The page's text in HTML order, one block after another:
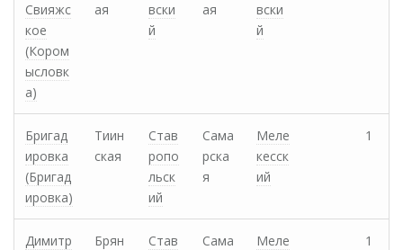
Свияжс
кое
(Кором
ысловк
а)
ая
вски
й
ая
вски
й
Бригад
ировка
(Бригад
ировка)
Тиин
ская
Став
ропо
льск
ий
Сама
рска
я
Меле
кесск
ий
1
Димитр
Брян
Став
Сама
Меле
1